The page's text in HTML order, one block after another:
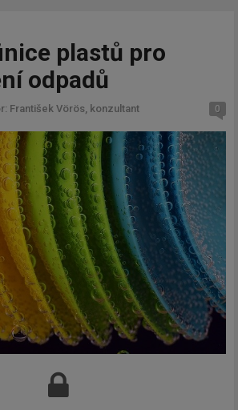
plastů pro
odpadů
František Vörös, konzultant 0